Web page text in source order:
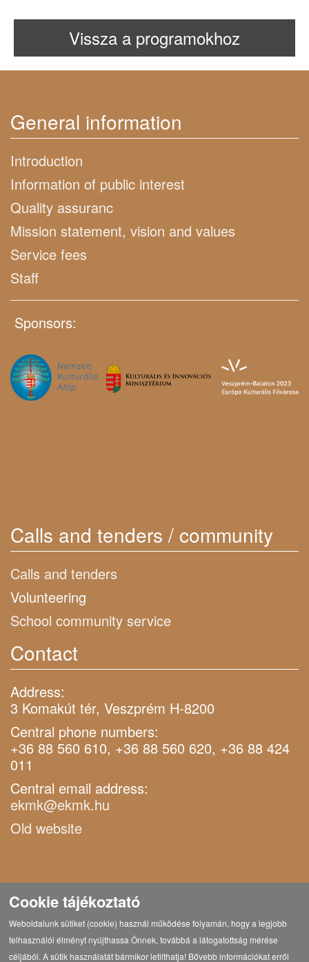
Vissza a programokhoz
General information
Introduction
Information of public interest
Quality assuranc
Mission statement, vision and values
Service fees
Staff
Sponsors:
Calls and tenders / community
Calls and tenders
Volunteering
School community service
Contact
Address:
3 Komakút tér, Veszprém H-8200
Central phone numbers:
+36 88 560 610, +36 88 560 620, +36 88 424
011
Central email address:
ekmk@ekmk.hu
Old website
Cookie tájékoztató
Weboldalunk sütiket (cookie) használ működése folyamán, hogy a legjobb
felhasználói élményt nyújthassa Önnek, továbbá a látogatottság mérése
céljából. A sütik használatát bármikor letilthatja! Bővebb információkat erről